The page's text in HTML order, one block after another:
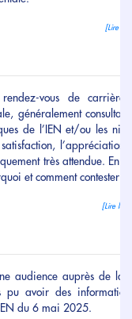
[Lire la
vous de carrière
généralement
de l’IEN et/ou les
l’appréciation
très attendue. En
et comment contester
[Lire la
audience auprès de la
pu avoir des
du 6 mai 2025.